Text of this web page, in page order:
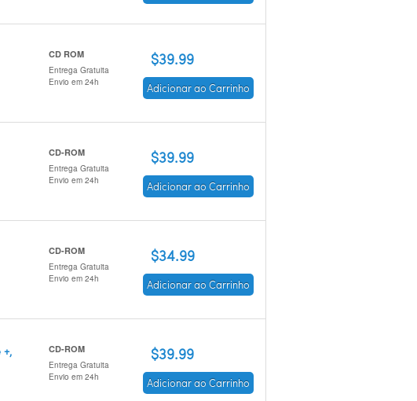
CD ROM
Entrega Gratuita
Envio em 24h
$39.99
Adicionar ao Carrinho
CD-ROM
Entrega Gratuita
Envio em 24h
$39.99
Adicionar ao Carrinho
CD-ROM
Entrega Gratuita
Envio em 24h
$34.99
Adicionar ao Carrinho
CD-ROM
Entrega Gratuita
Envio em 24h
$39.99
Adicionar ao Carrinho